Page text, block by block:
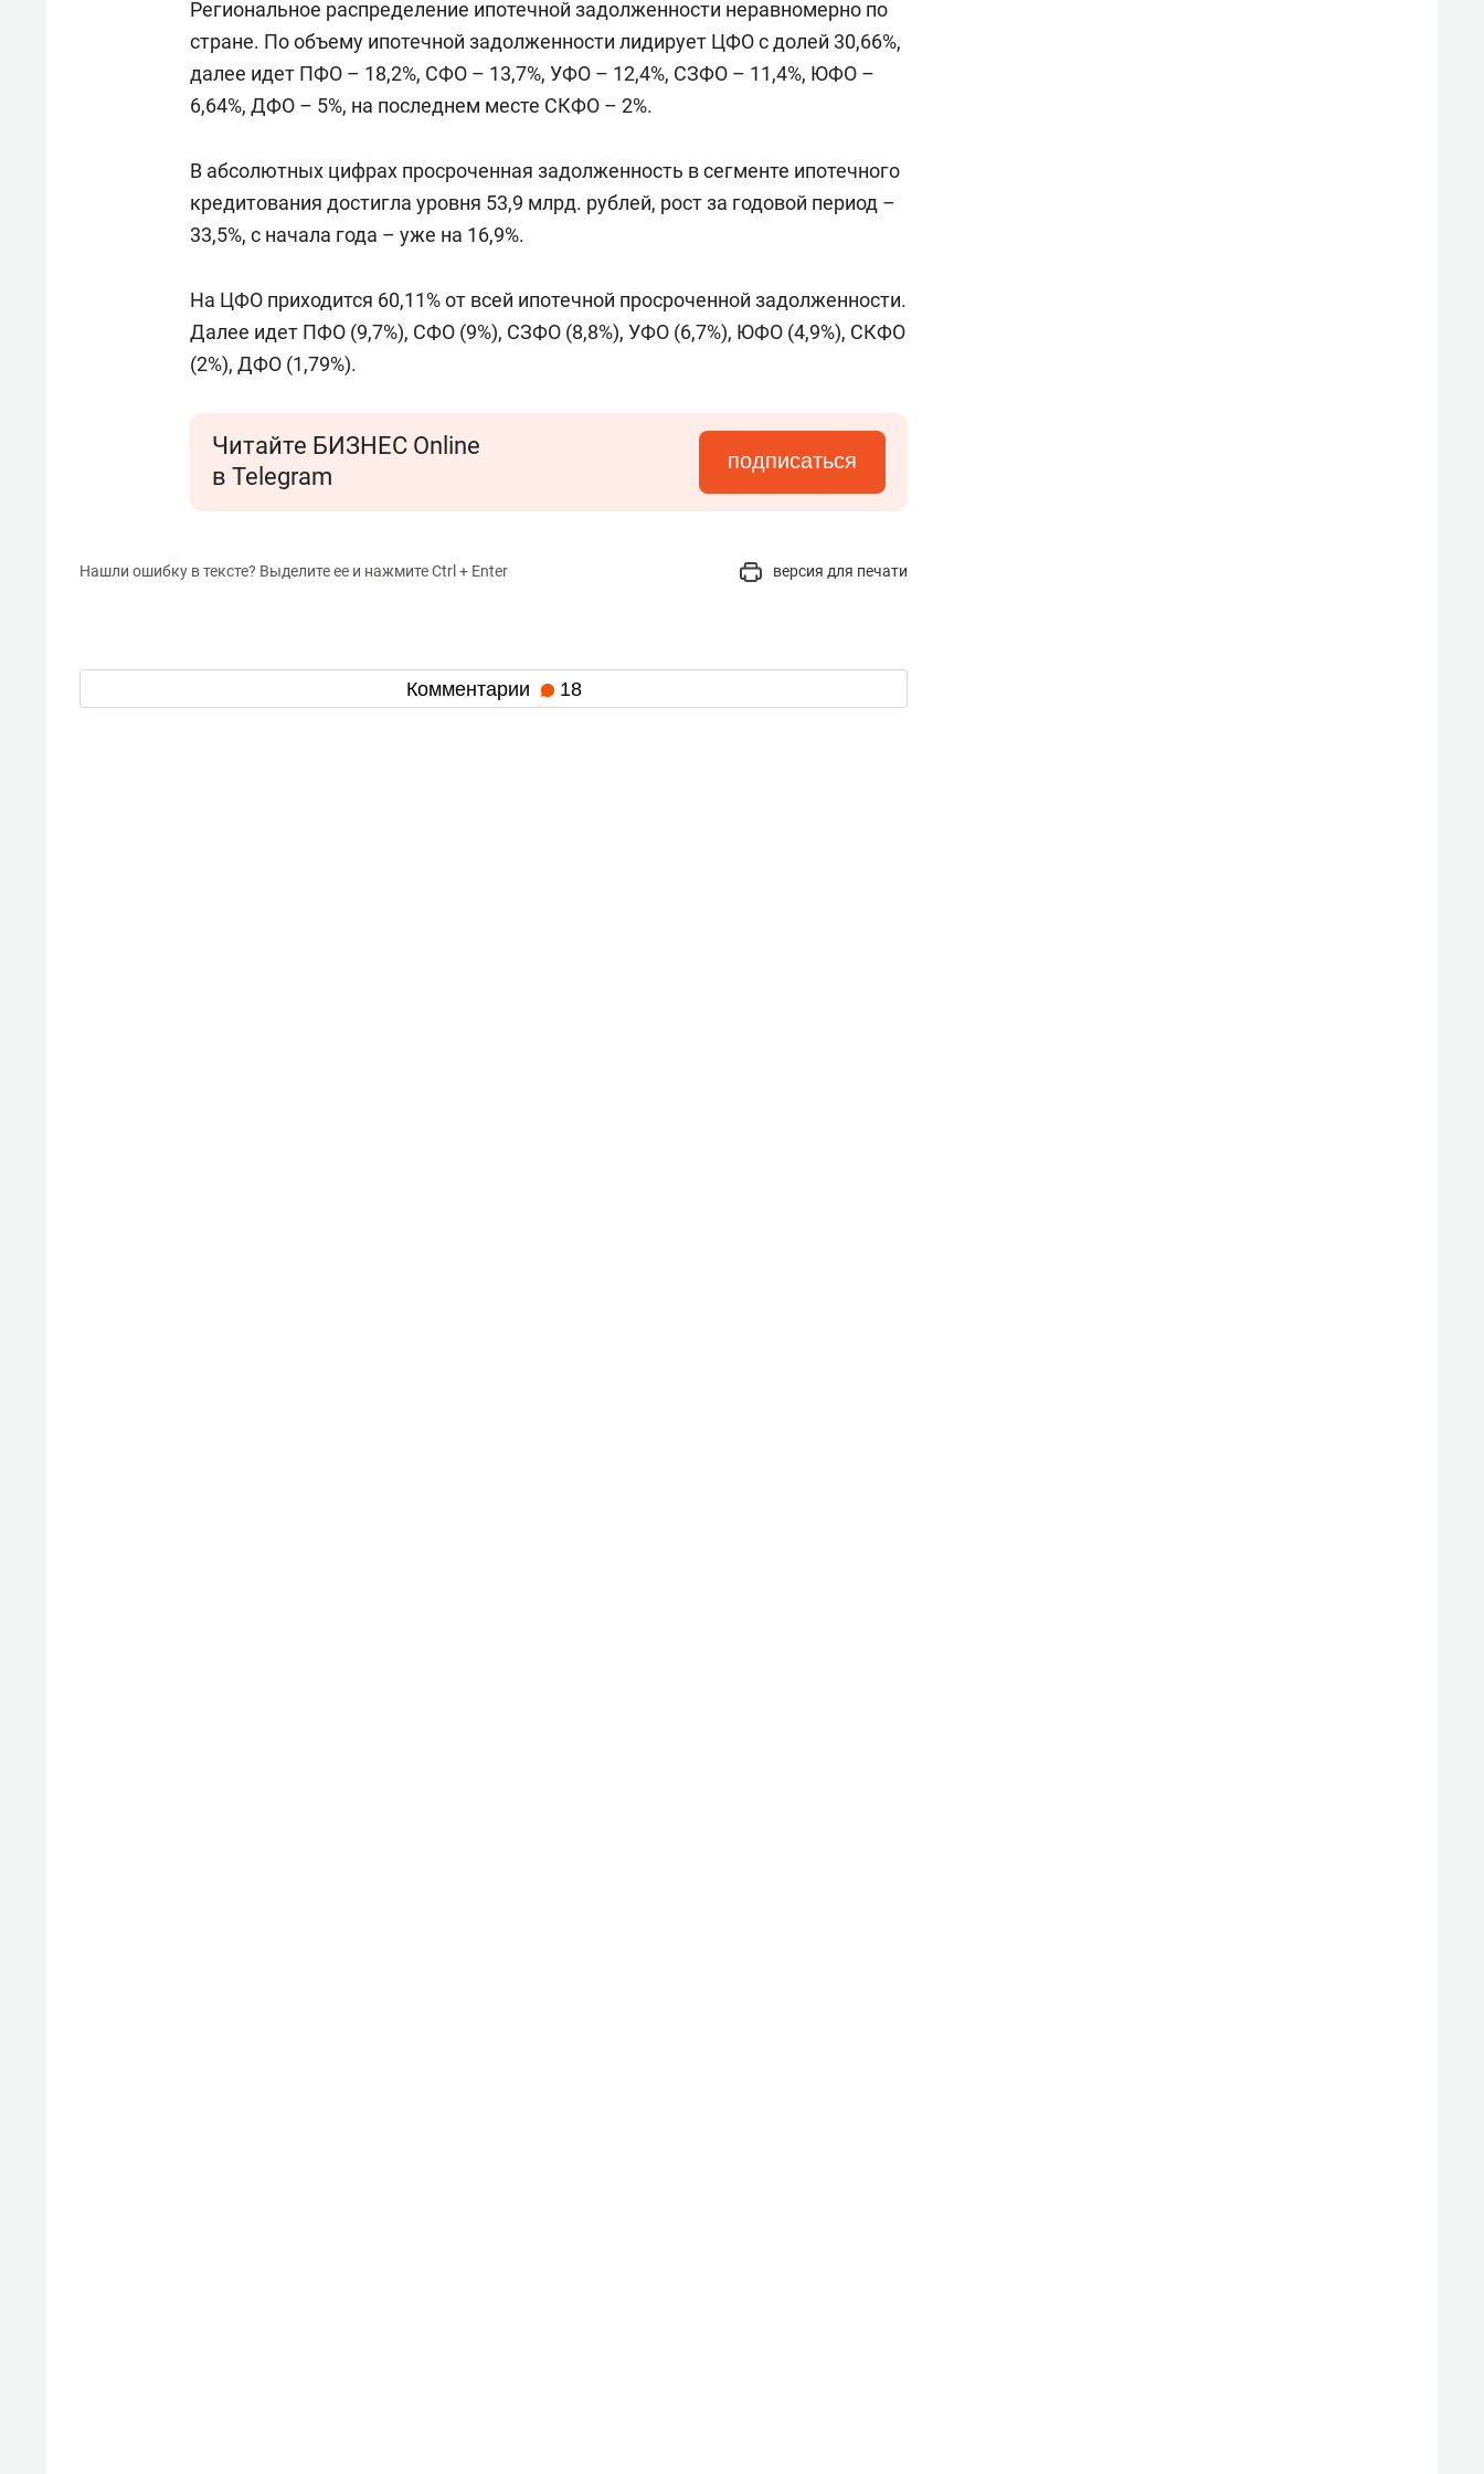
Региональное распределение ипотечной задолженности неравномерно по
стране. По объему ипотечной задолженности лидирует ЦФО с долей 30,66%,
далее идет ПФО – 18,2%, СФО – 13,7%, УФО – 12,4%, СЗФО – 11,4%, ЮФО –
6,64%, ДФО – 5%, на последнем месте СКФО – 2%.
В абсолютных цифрах просроченная задолженность в сегменте ипотечного
кредитования достигла уровня 53,9 млрд. рублей, рост за годовой период –
33,5%, с начала года – уже на 16,9%.
На ЦФО приходится 60,11% от всей ипотечной просроченной задолженности.
Далее идет ПФО (9,7%), СФО (9%), СЗФО (8,8%), УФО (6,7%), ЮФО (4,9%), СКФО
(2%), ДФО (1,79%).
Читайте БИЗНЕС Online
в Telegram
подписаться
Нашли ошибку в тексте? Выделите ее и нажмите Ctrl + Enter версия для печати
Комментарии 18